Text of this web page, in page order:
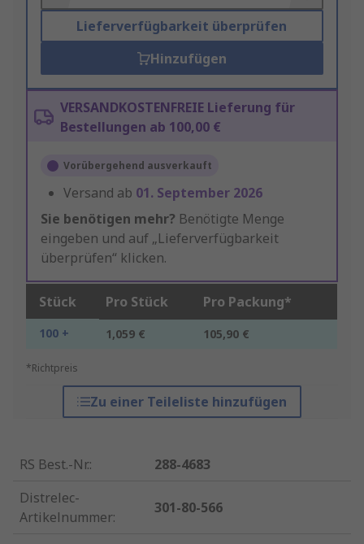
Lieferverfügbarkeit überprüfen
Hinzufügen
VERSANDKOSTENFREIE Lieferung für
Bestellungen ab 100,00 €
Vorübergehend ausverkauft
Versand ab 01. September 2026
Sie benötigen mehr? Benötigte Menge
eingeben und auf „Lieferverfügbarkeit
überprüfen“ klicken.
Stück Pro Stück Pro Packung*
100 + 1,059 € 105,90 €
*Richtpreis
Zu einer Teileliste hinzufügen
RS Best.-Nr.:
288-4683
Distrelec-
Artikelnummer:
301-80-566